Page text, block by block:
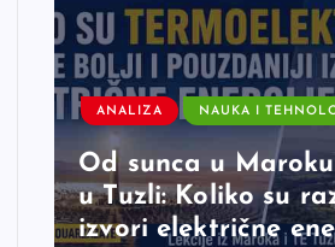
ANALIZA NAUKA I
Od sunca u
u Tuzli: Koliko su
izvori električne